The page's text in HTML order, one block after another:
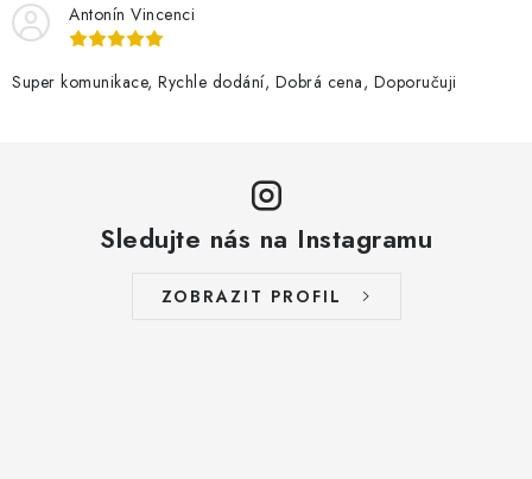
Antonín Vincenci
Super komunikace, Rychle dodání, Dobrá cena, Doporučuji
Sledujte nás na Instagramu
ZOBRAZIT PROFIL